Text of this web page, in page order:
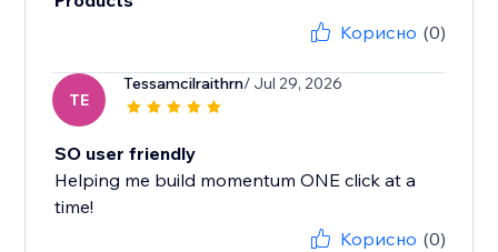
Корисно (0)
TE
Tessamcilraithrn/ Jul 29, 2026
SO user friendly
Helping me build momentum ONE click at a
time!
Корисно (0)